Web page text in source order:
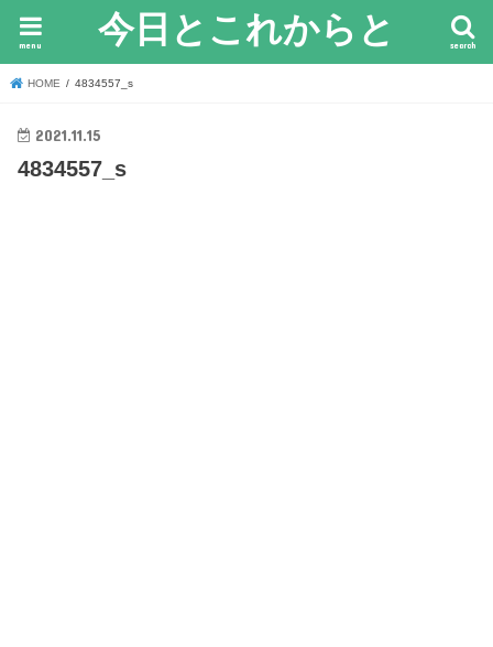
今日とこれからと search
menu
HOME 4834557_s
2021.11.15
4834557_s